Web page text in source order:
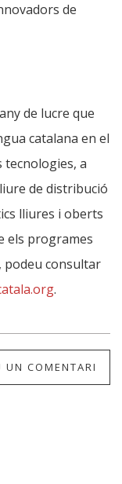
de
de lucre que
catalana en el
a
de distribució
lliures i oberts
els programes
podeu consultar
.
UN COMENTARI